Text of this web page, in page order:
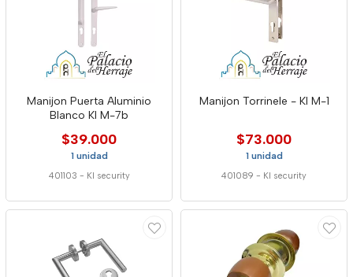
Manijon Puerta Aluminio
Blanco Kl M-7b
$39.000
1 unidad
401103 - Kl security
Manijon Torrinele - Kl M-1
$73.000
1 unidad
401089 - Kl security